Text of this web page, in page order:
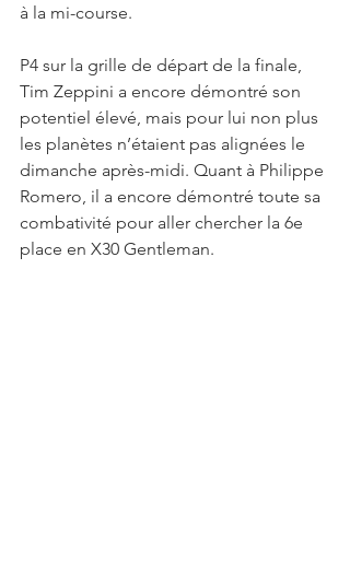
à la mi-course.
P4 sur la grille de départ de la finale,
Tim Zeppini a encore démontré son
potentiel élevé, mais pour lui non plus
les planètes n’étaient pas alignées le
dimanche après-midi. Quant à Philippe
Romero, il a encore démontré toute sa
combativité pour aller chercher la 6e
place en X30 Gentleman.